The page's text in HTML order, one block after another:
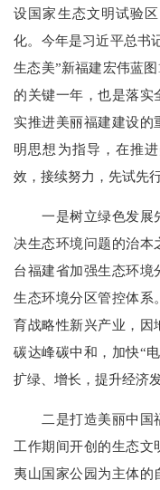
设国家生态文明试验
化。今年是习近平总书
生态美”新福建宏伟蓝
的关键一年，也是落实
实推进美丽福建建设的
明思想为指导，在推
效，接续努力，先试先行
一是树立绿色发展
决生态环境问题的治本
台福建省加强生态环境
生态环境分区管控体系
育战略性新兴产业，因
碳达峰碳中和，加快“
扩绿、增长，提升经济
二是打造美丽中国福
工作期间开创的生态文
夷山国家公园为主体的